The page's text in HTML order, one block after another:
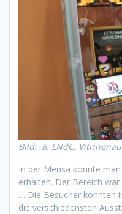
Bild: 8. LNdC,
In der Mensa konnte
erhalten. Der Bereich
… Die Besucher konnten
die verschiedensten